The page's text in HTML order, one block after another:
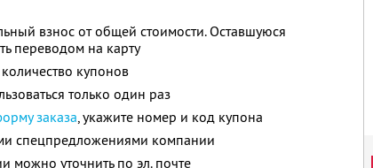
взнос от общей стоимости. Оставшуюся
переводом на карту
купонов
только один раз
заказа, укажите номер и код купона
спецпредложениями компании
уточнить по эл. почте